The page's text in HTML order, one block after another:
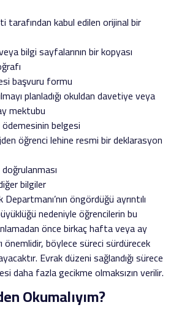
tarafından kabul edilen orijinal bir
bilgi sayfalarının bir kopyası
başvuru formu
planladığı okuldan davetiye veya
mektubu
belgesi
öğrenci lehine resmi bir deklarasyon
bilgiler
öngördüğü ayrıntılı
nedeniyle öğrencilerin bu
önce birkaç hafta veya ay
önemlidir, böylece süreci sürdürecek
Evrak düzeni sağlandığı sürece
daha fazla gecikme olmaksızın verilir.
Okumalıyım?